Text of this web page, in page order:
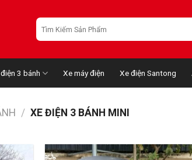
Tìm
kiếm:
3 bánh Xe máy điện Xe điện Santong
/ XE ĐIỆN 3 BÁNH MINI